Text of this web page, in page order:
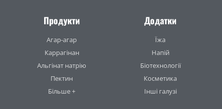
Продукти
Агар-агар
Каррагінан
Альгінат натрію
Пектин
Більше +
Додатки
Їжа
Напій
Біотехнології
Косметика
Інші галузі